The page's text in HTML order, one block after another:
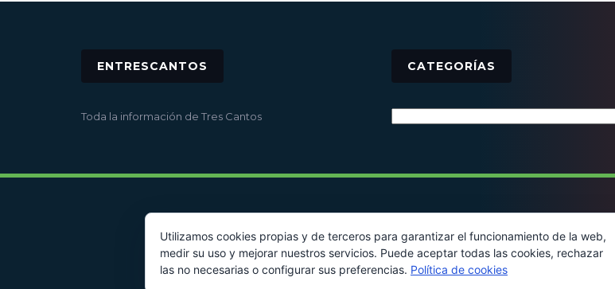
ENTRESCANTOS
Toda la información de Tres Cantos
CATEGORÍAS
© 2016 - Todos los derechos reservados
Utilizamos cookies propias y de terceros para garantizar el funcionamiento de la web,
medir su uso y mejorar nuestros servicios. Puede aceptar todas las cookies, rechazar
las no necesarias o configurar sus preferencias. Política de cookies